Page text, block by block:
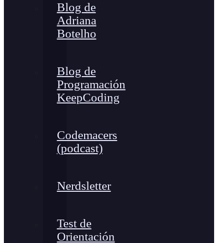
Blog de
Adriana
Botelho
Blog de
Programación
KeepCoding
Codemacers
(podcast)
Nerdsletter
Test de
Orientación